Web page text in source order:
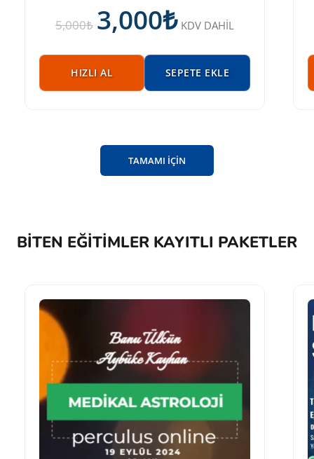
5,000₺ 3,000₺ KDV DAHİL
HIZLI AL SEPETE EKLE
TAMAMI İÇİN
BITEN EĞITIMLER KAYITLI PAKETLER